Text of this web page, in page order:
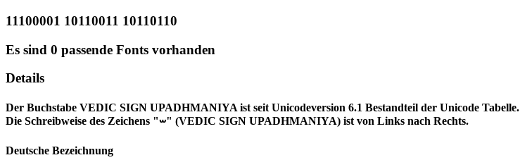
11100001 10110011 10110110
Es sind 0 passende Fonts vorhanden
Details
Der Buchstabe VEDIC SIGN UPADHMANIYA ist seit Unicodeversion 6.1 Bestandteil der Unicode Tabelle.
Die Schreibweise des Zeichens "ᳶ" (VEDIC SIGN UPADHMANIYA) ist von Links nach Rechts.
Deutsche Bezeichnung